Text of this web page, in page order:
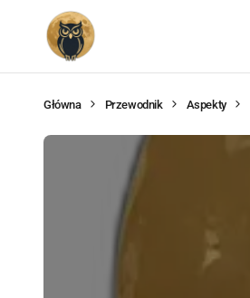
Główna Przewodnik Aspekty